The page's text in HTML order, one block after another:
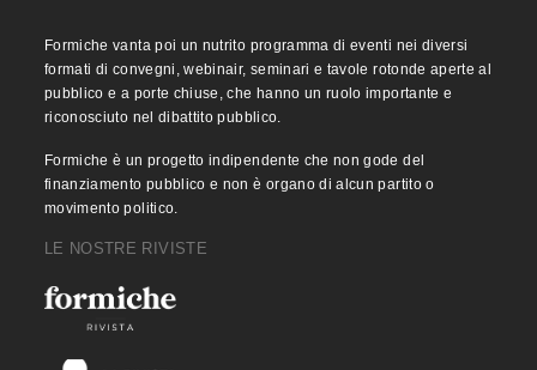
Formiche vanta poi un nutrito programma di eventi nei diversi
formati di convegni, webinair, seminari e tavole rotonde aperte al
pubblico e a porte chiuse, che hanno un ruolo importante e
riconosciuto nel dibattito pubblico.
Formiche è un progetto indipendente che non gode del
finanziamento pubblico e non è organo di alcun partito o
movimento politico.
LE NOSTRE RIVISTE